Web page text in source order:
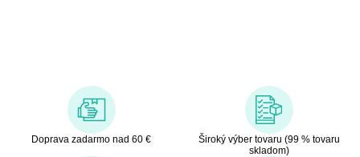
Doprava zadarmo nad 60 €
Široký výber tovaru (99 % tovaru
skladom)